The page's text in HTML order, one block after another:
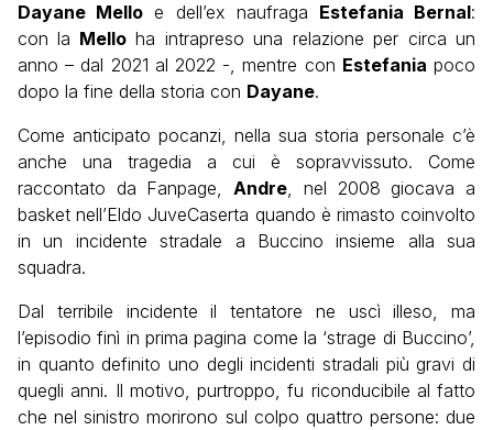
Dayane Mello e dell’ex naufraga Estefania Bernal:
con la Melloha intrapreso una relazione per circa un
anno – dal 2021 al 2022 -, mentre con Estefania poco
dopo la fine della storia con Dayane.
Come anticipato pocanzi, nella sua storia personale c’è
anche una tragedia a cui è sopravvissuto. Come
raccontato da Fanpage,Andre, nel 2008 giocava a
basket nell’Eldo JuveCaserta quando è rimasto coinvolto
in un incidente stradale a Buccino insieme alla sua
squadra.
Dal terribile incidente il tentatore ne uscì illeso, ma
l’episodio finì in prima pagina come la ‘strage di Buccino’,
in quanto definito uno degli incidenti stradali più gravi di
quegli anni. Il motivo, purtroppo, fu riconducibile al fatto
che nel sinistro morirono sul colpo quattro persone: due